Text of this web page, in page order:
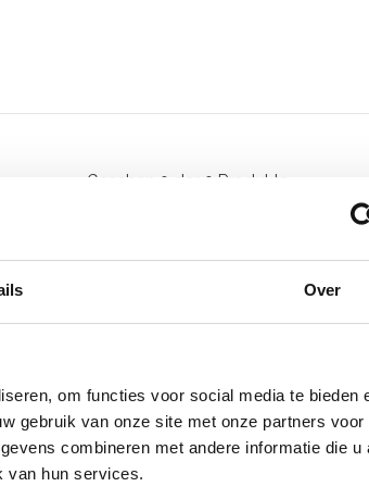
Over
om functies voor social media te bieden
gebruik van onze site met onze partners voor
combineren met andere informatie die u
van hun services.
Gesehen 0 der 0 Produkte
Sie mit einem guten Gefühl aufwachen.